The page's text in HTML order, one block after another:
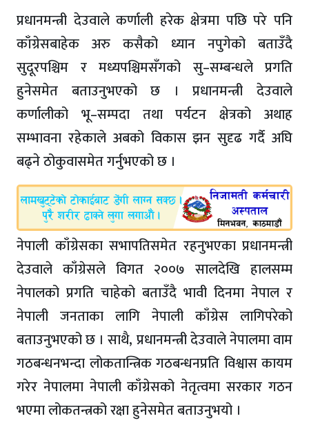
प्रधानमन्त्री देउवाले कर्णाली हरेक क्षेत्रमा पछि परे पनि
काँग्रेसबाहेक अरु कसैको ध्यान नपुगेको बताउँदै
सुदूरपश्चिम र मध्यपश्चिमसँगको सु–सम्बन्धले प्रगति
हुनेसमेत बताउनुभएको छ । प्रधानमन्त्री देउवाले
कर्णालीको भू–सम्पदा तथा पर्यटन क्षेत्रको अथाह
सम्भावना रहेकाले अबको विकास झन सुदृढ गर्दै अघि
बढ्ने ठोकुवासमेत गर्नुभएको छ ।
नेपाली काँग्रेसका सभापतिसमेत रहनुभएका प्रधानमन्त्री
देउवाले काँग्रेसले विगत २००७ सालदेखि हालसम्म
नेपालको प्रगति चाहेको बताउँदै भावी दिनमा नेपाल र
नेपाली जनताका लागि नेपाली काँग्रेस लागिपरेको
बताउनुभएको छ । साथै, प्रधानमन्त्री देउवाले नेपालमा वाम
गठबन्धनभन्दा लोकतान्त्रिक गठबन्धनप्रति विश्वास कायम
गरेर नेपालमा नेपाली काँग्रेसको नेतृत्वमा सरकार गठन
भएमा लोकतन्त्रको रक्षा हुनेसमेत बताउनुभयो ।